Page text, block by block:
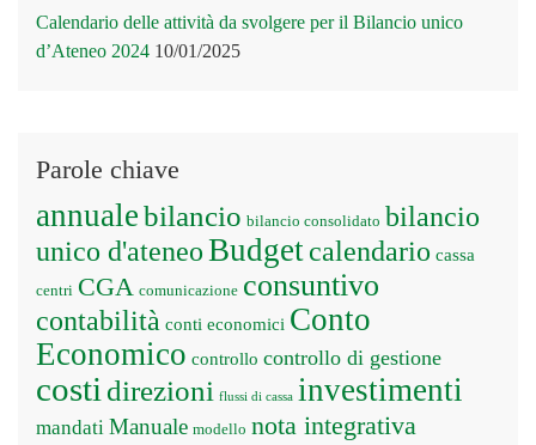
Calendario delle attività da svolgere per il Bilancio unico
d’Ateneo 2024 10/01/2025
Parole chiave
annualebilancio bilancio consolidato bilancio
unico d'ateneoBudgetcalendario cassa
centri CGA comunicazione consuntivo
contabilità conti economici Conto
Economico controllo controllo di gestione
costi direzioni flussi di cassa investimenti
mandati Manuale modello nota integrativa